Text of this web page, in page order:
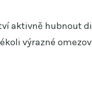
aktivně hubnout
výrazné